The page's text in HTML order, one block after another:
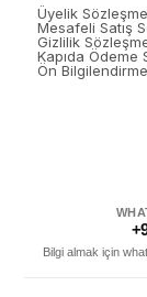
Üyelik
Mesafeli Satış
Gizlilik
Kapıda Ödeme
Ön
Bilgi almak için